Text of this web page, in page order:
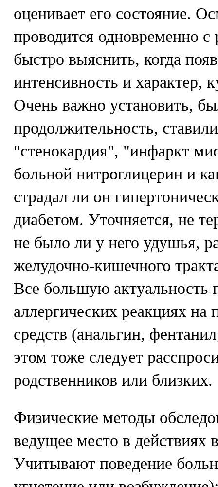
оценивает его состояние.
проводится одновременно
быстро выяснить, когда
интенсивность и характер,
Очень важно установить,
продолжительность,
"стенокардия", "инфаркт
больной нитроглицерин и
страдал ли он
диабетом. Уточняется, не
не было ли у него удушья,
желудочно-кишечного
Все большую актуальность
аллергических реакциях на
средств (анальгин,
этом тоже следует
родственников или близких.
Физические методы
ведущее место в действиях
Учитывают поведение